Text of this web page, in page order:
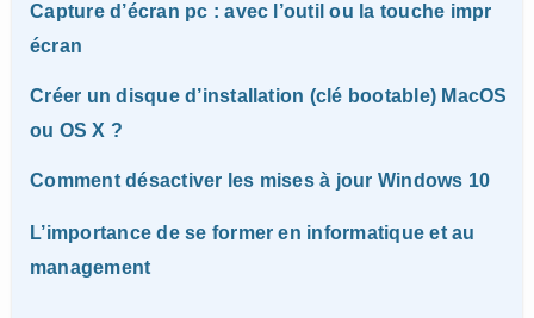
Capture d’écran pc : avec l’outil ou la touche impr
écran
Créer un disque d’installation (clé bootable) MacOS
ou OS X ?
Comment désactiver les mises à jour Windows 10
L’importance de se former en informatique et au
management